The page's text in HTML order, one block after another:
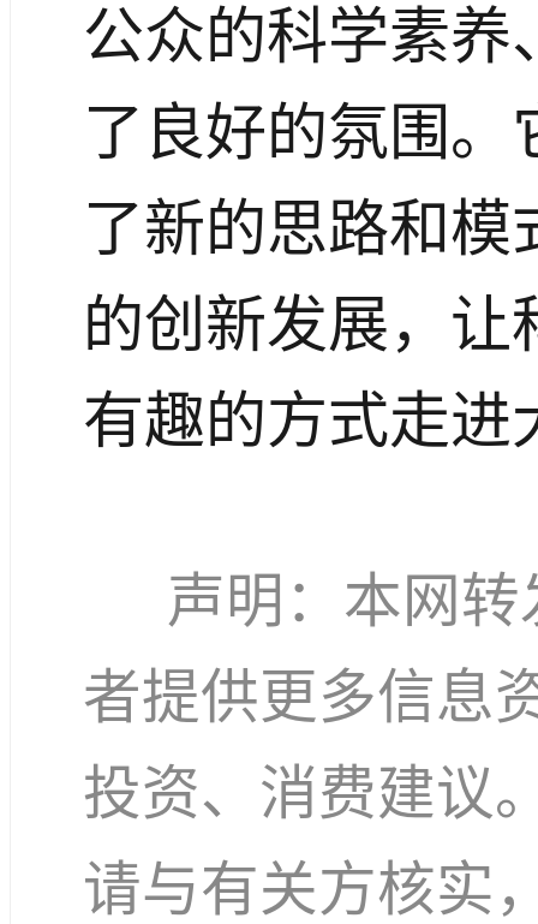
公众的科学素养
了良好的氛围
了新的思路和
的创新发展，让
有趣的方式走进
声明：本网
者提供更多信息
投资、消费建议
请与有关方核实